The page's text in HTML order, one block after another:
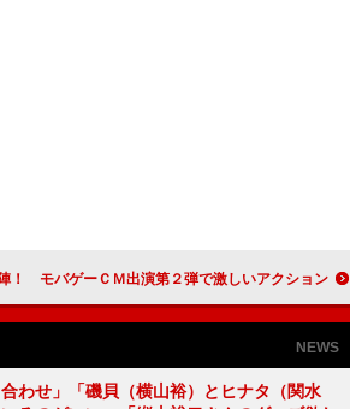
水嶋ヒロ、黒装束の忍者姿で華麗に殺陣！ モバゲーＣＭ出演第２弾で激しいアクション
NEWS
わせ」「磯貝（横山裕）とヒナタ（関水